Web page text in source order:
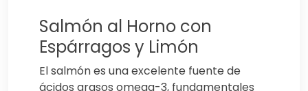
Salmón al Horno con
Espárragos y Limón
El salmón es una excelente fuente de
ácidos grasos omega-3, fundamentales